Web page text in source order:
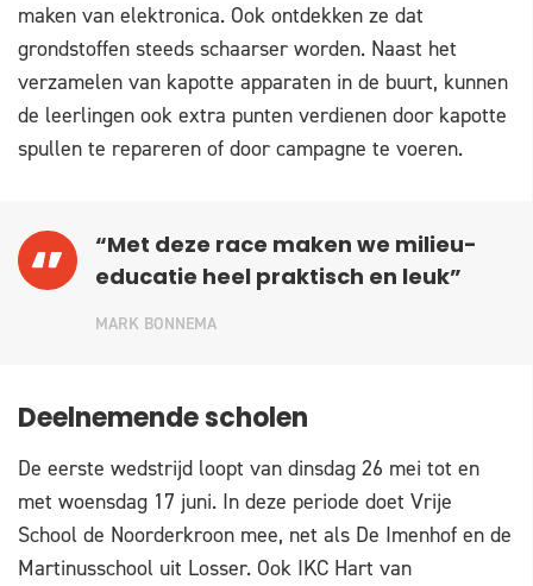
maken van elektronica. Ook ontdekken ze dat
grondstoffen steeds schaarser worden. Naast het
verzamelen van kapotte apparaten in de buurt, kunnen
de leerlingen ook extra punten verdienen door kapotte
spullen te repareren of door campagne te voeren.
“Met deze race maken we milieu-
educatie heel praktisch en leuk”
MARK BONNEMA
Deelnemende scholen
De eerste wedstrijd loopt van dinsdag 26 mei tot en
met woensdag 17 juni. In deze periode doet Vrije
School de Noorderkroon mee, net als De Imenhof en de
Martinusschool uit Losser. Ook IKC Hart van